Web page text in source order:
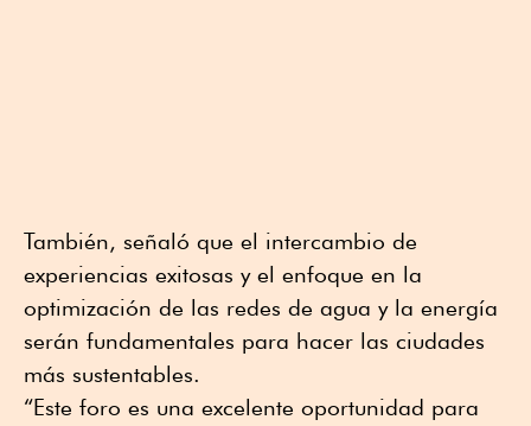
También, señaló que el intercambio de
experiencias exitosas y el enfoque en la
optimización de las redes de agua y la energía
serán fundamentales para hacer las ciudades
más sustentables.
“Este foro es una excelente oportunidad para